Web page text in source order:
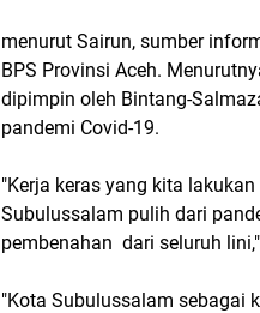
menurut Sairun, sumber
BPS Provinsi Aceh.
dipimpin oleh Bintang-
pandemi Covid-19.
"Kerja keras yang kita
Subulussalam pulih dari
pembenahan dari seluruh
"Kota Subulussalam sebagai